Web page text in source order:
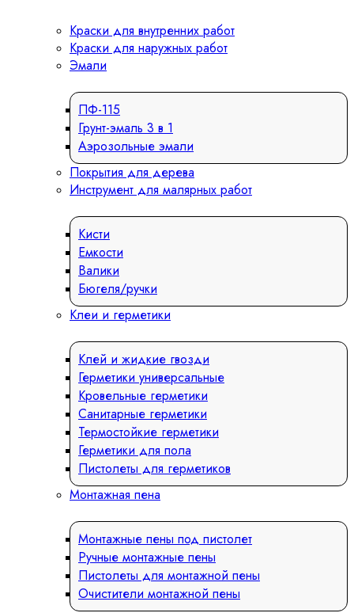
Краски для внутренних работ
Краски для наружных работ
Эмали
ПФ-115
Грунт-эмаль 3 в 1
Аэрозольные эмали
Покрытия для дерева
Инструмент для малярных работ
Кисти
Емкости
Валики
Бюгеля/ручки
Клеи и герметики
Клей и жидкие гвозди
Герметики универсальные
Кровельные герметики
Санитарные герметики
Термостойкие герметики
Герметики для пола
Пистолеты для герметиков
Монтажная пена
Монтажные пены под пистолет
Ручные монтажные пены
Пистолеты для монтажной пены
Очистители монтажной пены